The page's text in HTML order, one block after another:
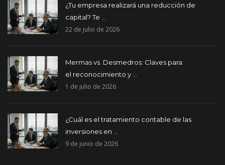
¿Tu empresa realizará una reducción de
capital? Te ...
22 de julio de 2026
Mermas vs. Desmedros: Claves para
el reconocimiento y ...
1 de julio de 2026
¿Cuál es el tratamiento contable de las
inversiones en ...
9 de junio de 2026